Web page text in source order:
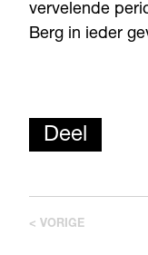
vervelende
Berg in ieder
Deel
< VORIGE